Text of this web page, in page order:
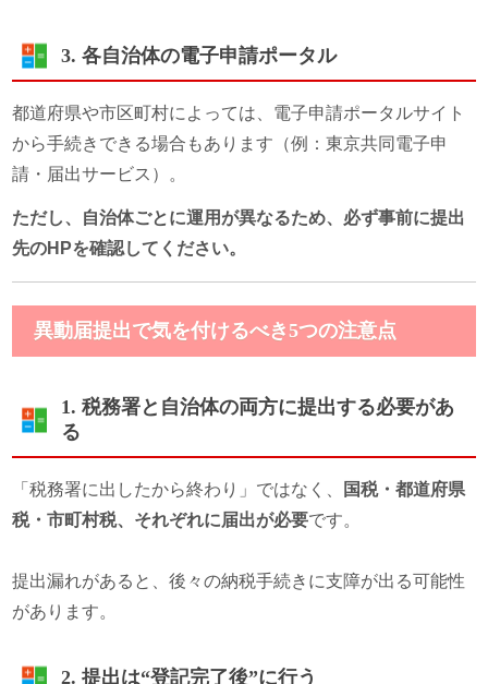
3. 各自治体の電子申請ポータル
都道府県や市区町村によっては、電子申請ポータルサイト
から手続きできる場合もあります（例：東京共同電子申
請・届出サービス）。
ただし、自治体ごとに運用が異なるため、必ず事前に提出
先のHPを確認してください。
異動届提出で気を付けるべき5つの注意点
1. 税務署と自治体の両方に提出する必要があ
る
「税務署に出したから終わり」ではなく、
国税・都道府県
税・市町村税、それぞれに届出が必要です。
提出漏れがあると、後々の納税手続きに支障が出る可能性
があります。
2. 提出は“登記完了後”に行う